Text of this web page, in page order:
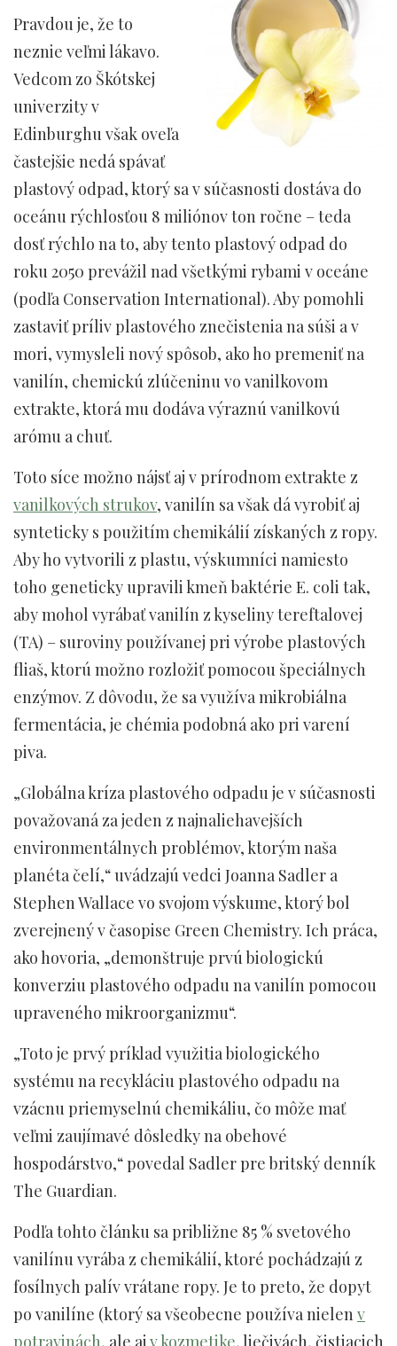
Pravdou je, že to
neznie veľmi lákavo.
Vedcom zo Škótskej
univerzity v
Edinburghu však oveľa
častejšie nedá spávať
plastový odpad, ktorý sa v súčasnosti dostáva do
oceánu rýchlosťou 8 miliónov ton ročne – teda
dosť rýchlo na to, aby tento plastový odpad do
roku 2050 prevážil nad všetkými rybami v oceáne
(podľa Conservation International). Aby pomohli
zastaviť príliv plastového znečistenia na súši a v
mori, vymysleli nový spôsob, ako ho premeniť na
vanilín, chemickú zlúčeninu vo vanilkovom
extrakte, ktorá mu dodáva výraznú vanilkovú
arómu a chuť.
Toto síce možno nájsť aj v prírodnom extrakte z
vanilkových strukov, vanilín sa však dá vyrobiť aj
synteticky s použitím chemikálií získaných z ropy.
Aby ho vytvorili z plastu, výskumníci namiesto
toho geneticky upravili kmeň baktérie E. coli tak,
aby mohol vyrábať vanilín z kyseliny tereftalovej
(TA) – suroviny používanej pri výrobe plastových
fliaš, ktorú možno rozložiť pomocou špeciálnych
enzýmov. Z dôvodu, že sa využíva mikrobiálna
fermentácia, je chémia podobná ako pri varení
piva.
„Globálna kríza plastového odpadu je v súčasnosti
považovaná za jeden z najnaliehavejších
environmentálnych problémov, ktorým naša
planéta čelí,“ uvádzajú vedci Joanna Sadler a
Stephen Wallace vo svojom výskume, ktorý bol
zverejnený v časopise Green Chemistry. Ich práca,
ako hovoria, „demonštruje prvú biologickú
konverziu plastového odpadu na vanilín pomocou
upraveného mikroorganizmu“.
„Toto je prvý príklad využitia biologického
systému na recykláciu plastového odpadu na
vzácnu priemyselnú chemikáliu, čo môže mať
veľmi zaujímavé dôsledky na obehové
hospodárstvo,“ povedal Sadler pre britský denník
The Guardian.
Podľa tohto článku sa približne 85 % svetového
vanilínu vyrába z chemikálií, ktoré pochádzajú z
fosílnych palív vrátane ropy. Je to preto, že dopyt
po vanilíne (ktorý sa všeobecne používa nielen v
potravinách, ale aj v kozmetike, liečivách, čistiacich